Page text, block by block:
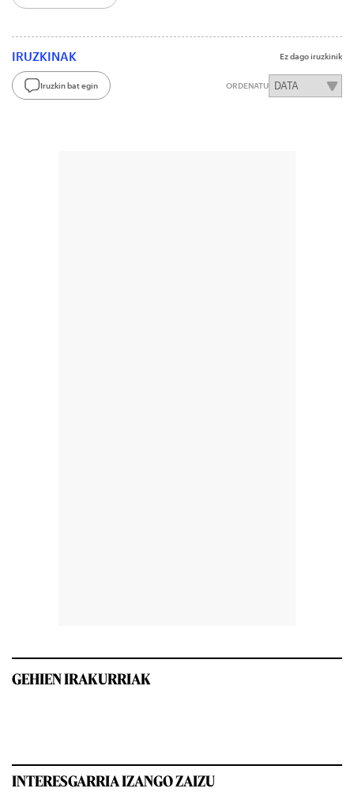
IRUZKINAK Ez dago iruzkinik
Iruzkin bat egin ORDENATU
GEHIEN IRAKURRIAK
INTERESGARRIA IZANGO ZAIZU